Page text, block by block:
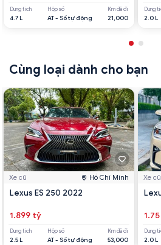
Dung tích
4.7 L
Hộp số
AT - Số tự động
Km đã đi
21,000
Dung
2.0 L
Cùng loại dành cho bạn
Xe cũ Hồ Chí Minh
Lexus ES 250 2022
1.899 tỷ
Dung tích
2.5 L
Hộp số
AT - Số tự động
Km đã đi
53,000
Xe cũ
Dung
2.0 L